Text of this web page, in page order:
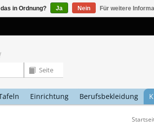
Einrichtung Berufsbekleidung
in Ordnung? Ja Nein Für weitere